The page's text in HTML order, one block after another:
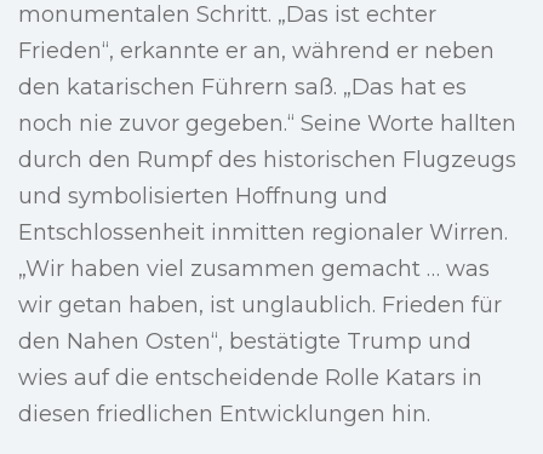
monumentalen Schritt. „Das ist echter
Frieden“, erkannte er an, während er neben
den katarischen Führern saß. „Das hat es
noch nie zuvor gegeben.“ Seine Worte hallten
durch den Rumpf des historischen Flugzeugs
und symbolisierten Hoffnung und
Entschlossenheit inmitten regionaler Wirren.
„Wir haben viel zusammen gemacht … was
wir getan haben, ist unglaublich. Frieden für
den Nahen Osten“, bestätigte Trump und
wies auf die entscheidende Rolle Katars in
diesen friedlichen Entwicklungen hin.